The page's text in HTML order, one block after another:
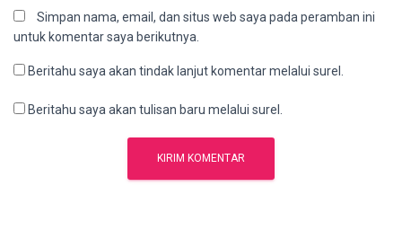
Simpan nama, email, dan situs web saya pada peramban ini
untuk komentar saya berikutnya.
Beritahu saya akan tindak lanjut komentar melalui surel.
Beritahu saya akan tulisan baru melalui surel.